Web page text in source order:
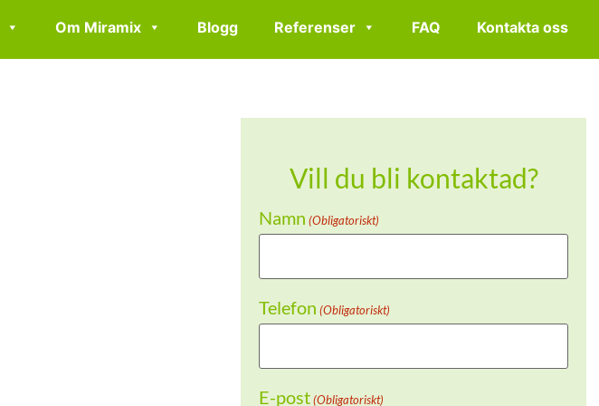
Om Miramix Blogg Referenser FAQ Kontakta oss
Vill du bli kontaktad?
Namn (Obligatoriskt)
Telefon (Obligatoriskt)
E-post (Obligatoriskt)